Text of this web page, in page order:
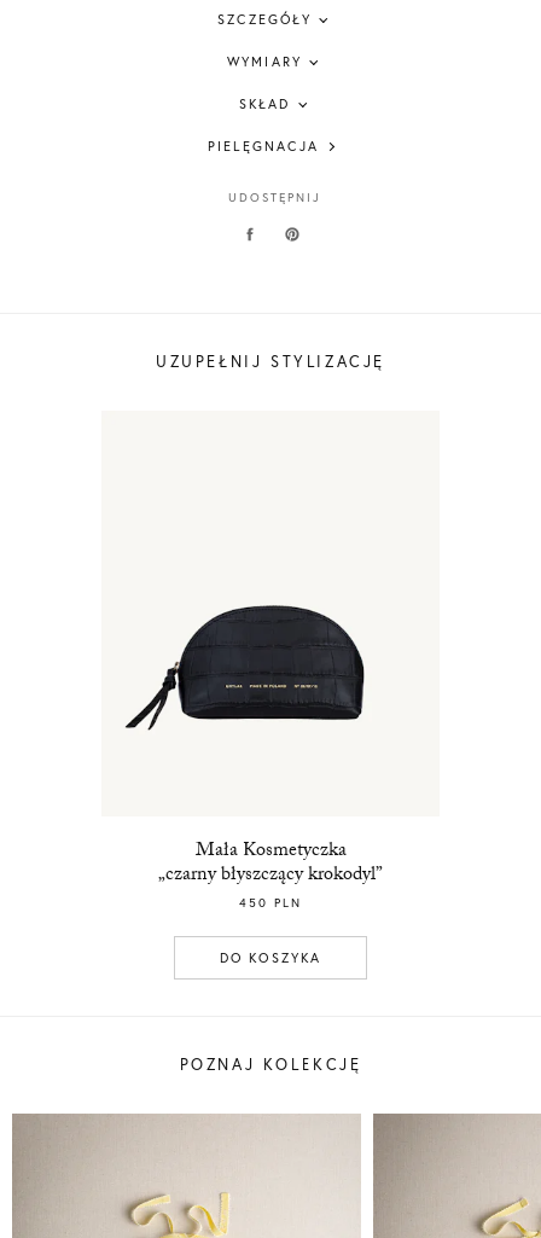
SZCZEGÓŁY
WYMIARY
SKŁAD
PIELĘGNACJA
UDOSTĘPNIJ
UZUPEŁNIJ STYLIZACJĘ
Mała Kosmetyczka
„czarny błyszczący krokodyl”
450 PLN
DO KOSZYKA
POZNAJ KOLEKCJĘ